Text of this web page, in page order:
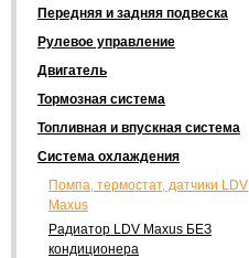
Передняя и задняя подвеска
Рулевое управление
Двигатель
Тормозная система
Топливная и впускная система
Система охлаждения
Помпа, термостат, датчики LDV
Maxus
Радиатор LDV Maxus БЕЗ
кондиционера